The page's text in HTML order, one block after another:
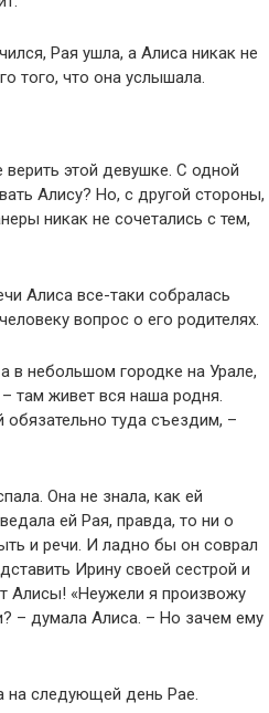
Рая ушла, а Алиса никак не
того, что она услышала.
верить этой девушке. С одной
Алису? Но, с другой стороны,
никак не сочетались с тем,
Алиса все-таки собралась
вопрос о его родителях.
в небольшом городке на Урале,
там живет вся наша родня.
туда съездим, –
Она не знала, как ей
ей Рая, правда, то ни о
и речи. И ладно бы он соврал
Ирину своей сестрой и
Алисы! «Неужели я произвожу
– думала Алиса. – Но зачем ему
на следующей день Рае.